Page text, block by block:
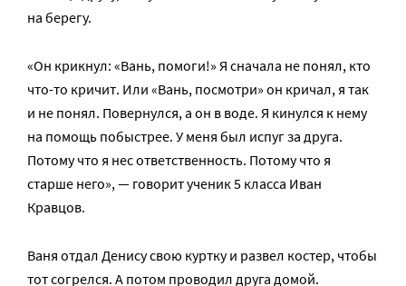
на берегу.
«Он крикнул: «Вань, помоги!» Я сначала не понял, кто
что-то кричит. Или «Вань, посмотри» он кричал, я так
и не понял. Повернулся, а он в воде. Я кинулся к нему
на помощь побыстрее. У меня был испуг за друга.
Потому что я нес ответственность. Потому что я
старше него», — говорит ученик 5 класса Иван
Кравцов.
Ваня отдал Денису свою куртку и развел костер, чтобы
тот согрелся. А потом проводил друга домой.